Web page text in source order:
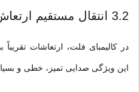
3.2 انتقال مستقیم ارتعاش در مدل فلت
در کالیمبای فلت، ارتعاشات
این ویژگی صدایی تمیز، خطی و